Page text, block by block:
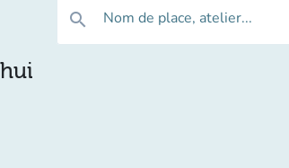
search Nom de place, atelier...